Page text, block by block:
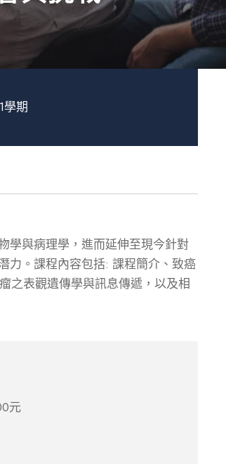
學期
學與病理學，進而延伸至現今針對
力。課程內容包括: 課程簡介、致癌
之表觀遺傳學與訊息傳遞，以及相
元